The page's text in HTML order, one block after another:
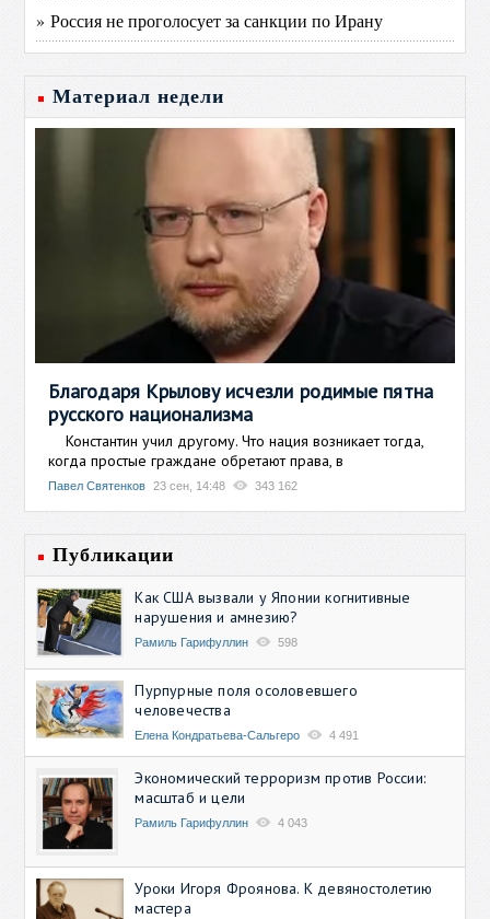
» Россия не проголосует за санкции по Ирану
Материал недели
Благодаря Крылову исчезли родимые пятна
русского национализма
Константин учил другому. Что нация возникает тогда,
когда простые граждане обретают права, в
Павел Святенков 23 сен, 14:48 343 162
Публикации
Как США вызвали у Японии когнитивные
нарушения и амнезию?
Рамиль Гарифуллин 598
Пурпурные поля осоловевшего
человечества
Елена Кондратьева-Сальгеро 4 491
Экономический терроризм против России:
масштаб и цели
Рамиль Гарифуллин 4 043
Уроки Игоря Фроянова. К девяностолетию
мастера